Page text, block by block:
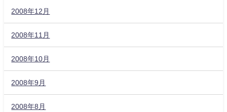
2008年12月
2008年11月
2008年10月
2008年9月
2008年8月